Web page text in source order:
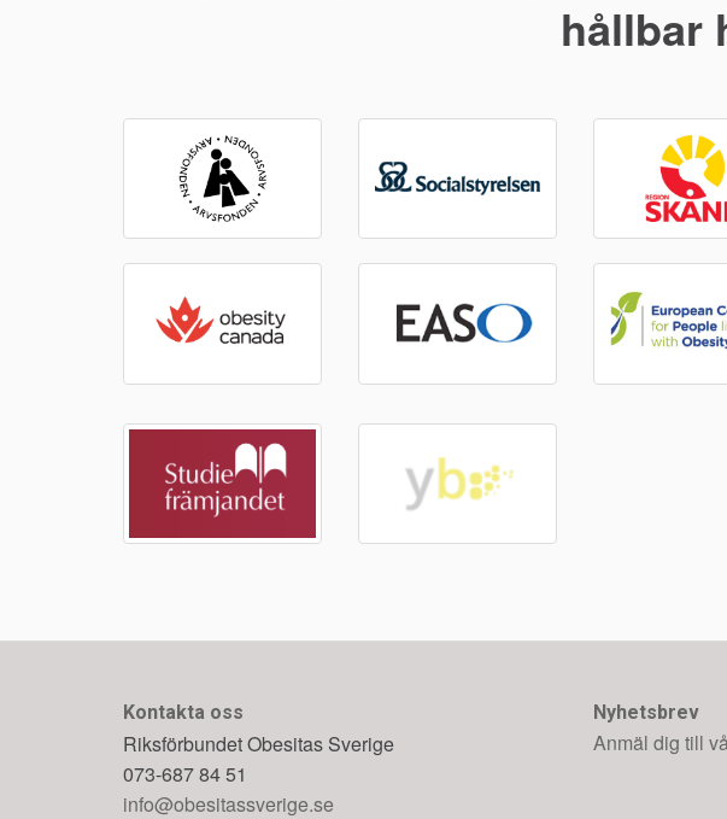
hållbar
Kontakta oss
Riksförbundet Obesitas Sverige
073-687 84 51
info@obesitassverige.se
Nyhetsbrev
Anmäl dig till